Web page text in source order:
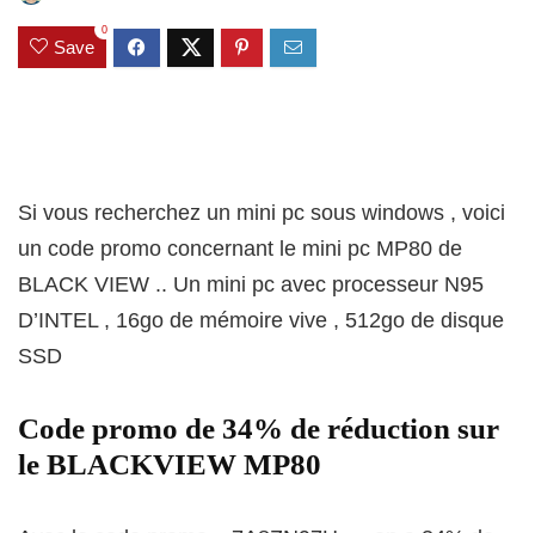
Save
0
Si vous recherchez un mini pc sous windows , voici
un code promo concernant le mini pc MP80 de
BLACK VIEW .. Un mini pc avec processeur N95
D’INTEL , 16go de mémoire vive , 512go de disque
SSD
Code promo de 34% de réduction sur
le BLACKVIEW MP80